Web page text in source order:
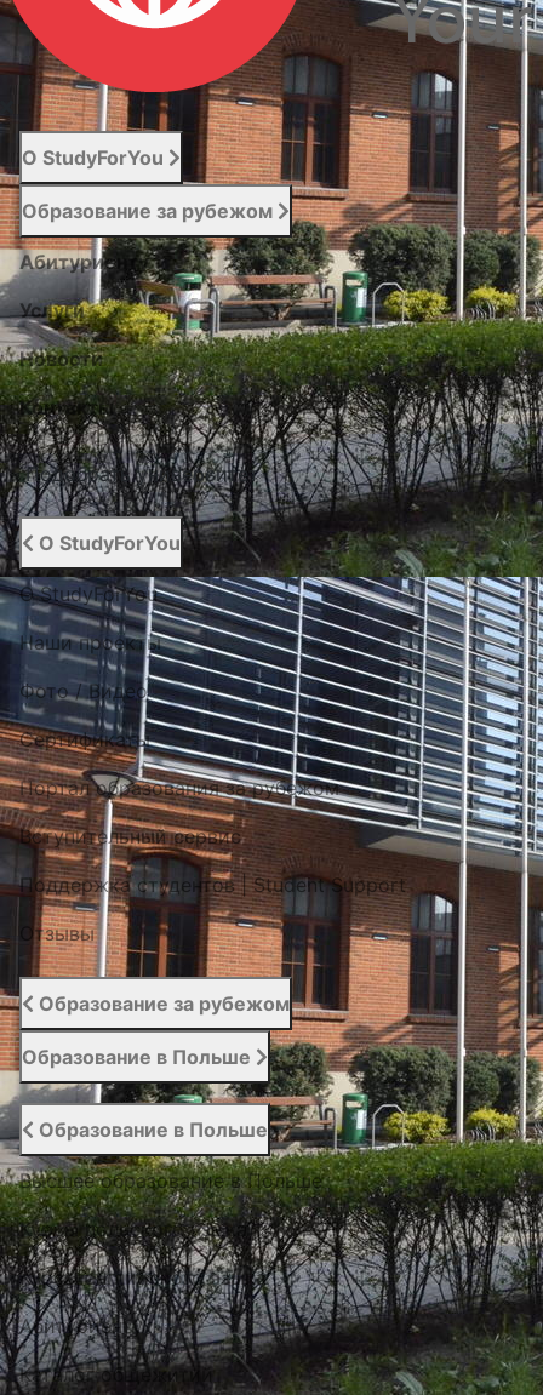
О StudyForYou
Образование за рубежом
Абитуриенту
Услуги
Новости
Контакты
Подобрать университет
О StudyForYou
О StudyForYou
Наши проекты
Фото / Видео
Cертификаты
Портал образования за рубежом
Вступительный сервис
Поддержка студентов | Student Support
Отзывы
Образование за рубежом
Образование в Польше
Образование в Польше
Высшее образование в Польше
Курсы польского языка
Курсы английского языка
Абитуриенту
Каталог общежитий